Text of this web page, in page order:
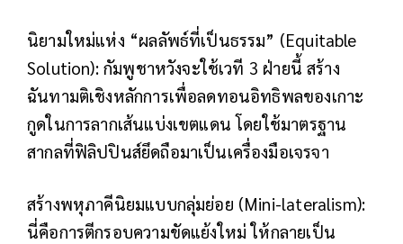
นิยามใหม่แห่ง “ผลลัพธ์ที่เป็นธรรม” (Equitable
Solution): กัมพูชาหวังจะใช้เวที 3 ฝ่ายนี้ สร้าง
ฉันทามติเชิงหลักการเพื่อลดทอนอิทธิพลของเกาะ
กูดในการลากเส้นแบ่งเขตแดน โดยใช้มาตรฐาน
สากลที่ฟิลิปปินส์ยึดถือมาเป็นเครื่องมือเจรจา
สร้างพหุภาคีนิยมแบบกลุ่มย่อย (Mini-lateralism):
นี่คือการตีกรอบความขัดแย้งใหม่ ให้กลายเป็น